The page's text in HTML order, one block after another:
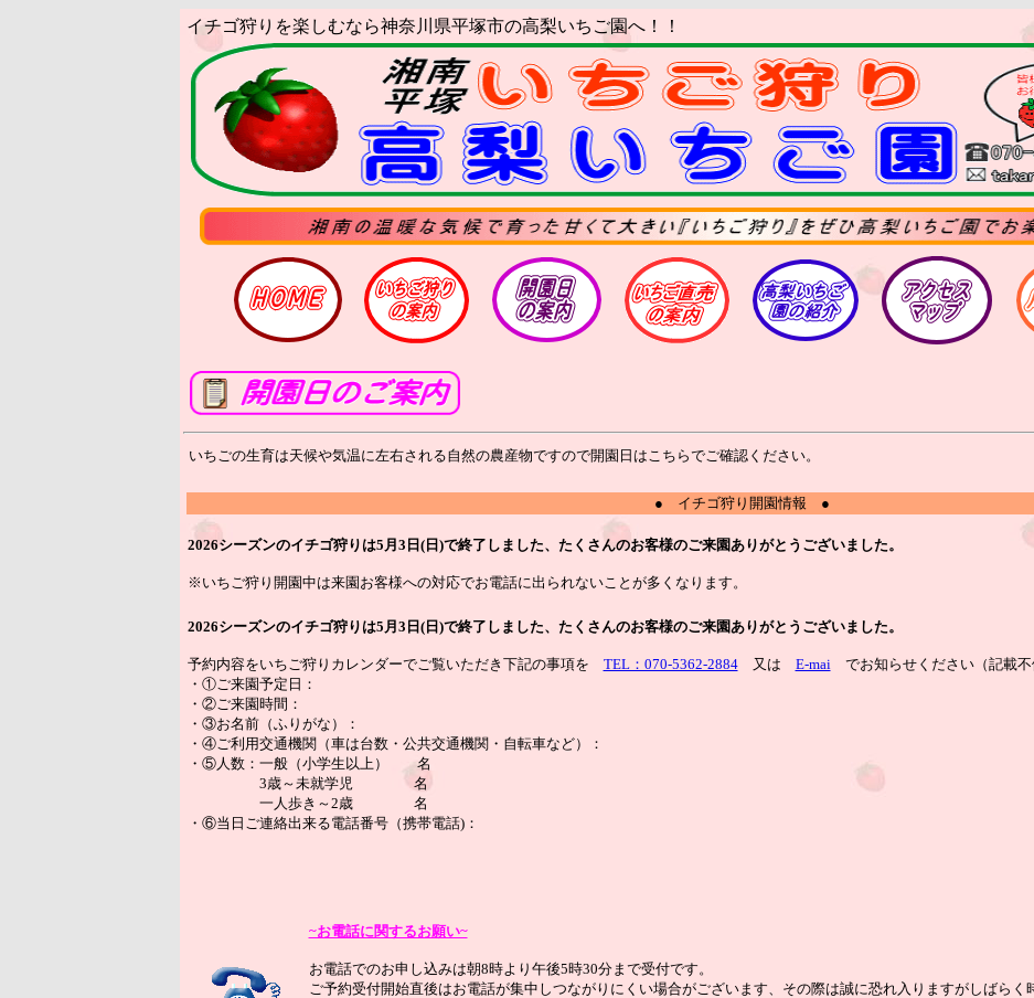
イチゴ狩りを楽しむなら神奈川県平塚市の高梨いちご園へ！！
いちごの生育は天候や気温に左右される自然の農産物ですので開園日はこちらでご確認ください。
● イチゴ狩り開園情報 ●
2026シーズンのイチゴ狩りは5月3日(日)で終了しました、たくさんのお客様のご来園ありがとうございました。
※いちご狩り開園中は来園お客様への対応でお電話に出られないことが多くなります。
2026シーズンのイチゴ狩りは5月3日(日)で終了しました、たくさんのお客様のご来園ありがとうございました。
予約内容をいちご狩りカレンダーでご覧いただき下記の事項を TEL：070-5362-2884又は E-maiでお知らせください（記載不
・①ご来園予定日：
・②ご来園時間：
・③お名前（ふりがな）：
・④ご利用交通機関（車は台数・公共交通機関・自転車など）：
・⑤人数：一般（小学生以上） 名
3歳～未就学児 名
一人歩き～2歳 名
・⑥当日ご連絡出来る電話番号（携帯電話)：
~お電話に関するお願い~
お電話でのお申し込みは朝8時より午後5時30分まで受付です。
ご予約受付開始直後はお電話が集中しつながりにくい場合がございます、その際は誠に恐れ入りますがしばらく